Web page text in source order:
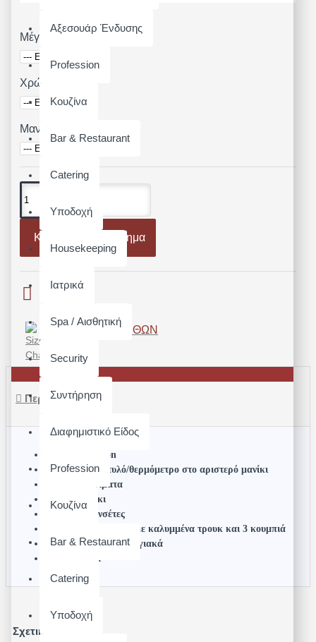
Αξεσουάρ Ένδυσης
Profession
Κουζίνα
Bar & Restaurant
Catering
Υποδοχή
Housekeeping
Ιατρικά
Spa / Αισθητική
Security
Συντήρηση
Διαφημιστικό Είδος
Profession
Κουζίνα
Bar & Restaurant
Catering
Υποδοχή
Μέγεθος
Χρώμα
Μανίκι
Καλάθι Κέντημα
ΟΔΗΓΌΣ ΜΕΓΕΘΏΝ
Περιγραφή
50/50 Polycotton
Υποδοχή για στυλό/θερμόμετρο στο αριστερό μανίκι
Πλαϊνά σκισίματα
Μακρύ μανίκι
Γαλλικές μανσέτες
Κεντρικό κούμπωμα με καλυμμένα τρουκ και 3 κουμπιά
Υποδοχή ποδιάς στον γιακά
Βάρος: 210gr
Σχετικά Προϊόντα